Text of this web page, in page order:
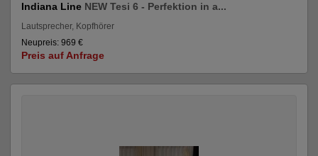
Indiana Line NEW Tesi 6 - Perfektion in a...
Lautsprecher, Kopfhörer
Neupreis: 969 €
Preis auf Anfrage